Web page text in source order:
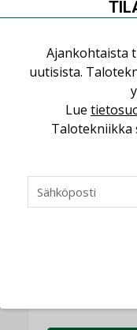
käyttöön
Yli miljoona
ilmanvaihtoa
Miten
saatavien
Ajankohtaista
uutisista.
Lue
Talotekniikka